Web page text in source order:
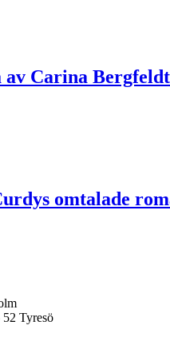
av Carina
omtalade
Tyresö